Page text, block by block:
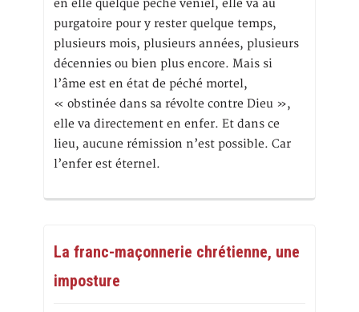
en elle quelque péché véniel, elle va au
purgatoire pour y rester quelque temps,
plusieurs mois, plusieurs années, plusieurs
décennies ou bien plus encore. Mais si
l’âme est en état de péché mortel,
« obstinée dans sa révolte contre Dieu »,
elle va directement en enfer. Et dans ce
lieu, aucune rémission n’est possible. Car
l’enfer est éternel.
La franc-maçonnerie chrétienne, une
imposture